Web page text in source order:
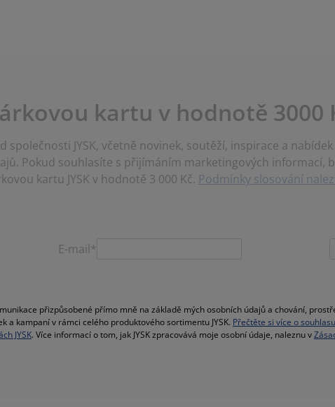
kartu v hodnotě 3000
JYSK, včetně novinek, soutěží, inspirace a
Pokud souhlasíte s přijímáním marketingových informací,
kartu JYSK v hodnotě 3 000 Kč. Podmínky slosování
E-mail*
přizpůsobené přímo mně na základě mých osobních údajů a chování,
a kampaní v rámci celého produktového sortimentu JYSK. Přečtěte si více o
JYSK. Více informací o tom, jak JYSK zpracovává moje osobní údaje, naleznu v